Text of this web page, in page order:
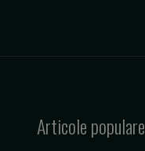
Articole populare